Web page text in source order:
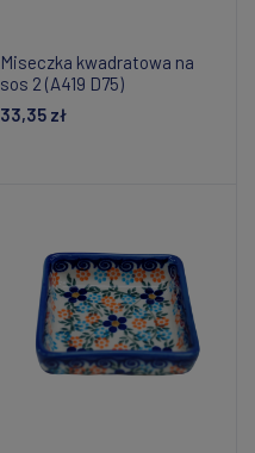
Miseczka kwadratowa na
sos 2 (A419 D75)
33,35 zł